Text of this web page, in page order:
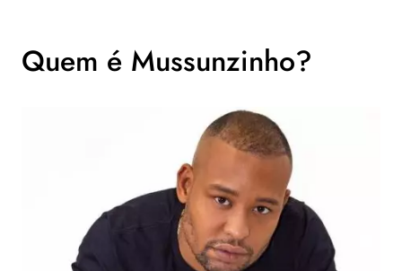
Quem é Mussunzinho?